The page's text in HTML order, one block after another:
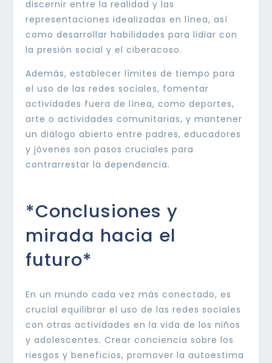
discernir entre la realidad y las
representaciones idealizadas en línea, así
como desarrollar habilidades para lidiar con
la presión social y el ciberacoso.
Además, establecer límites de tiempo para
el uso de las redes sociales, fomentar
actividades fuera de línea, como deportes,
arte o actividades comunitarias, y mantener
un diálogo abierto entre padres, educadores
y jóvenes son pasos cruciales para
contrarrestar la dependencia.
*Conclusiones y
mirada hacia el
futuro*
En un mundo cada vez más conectado, es
crucial equilibrar el uso de las redes sociales
con otras actividades en la vida de los niños
y adolescentes. Crear conciencia sobre los
riesgos y beneficios, promover la autoestima